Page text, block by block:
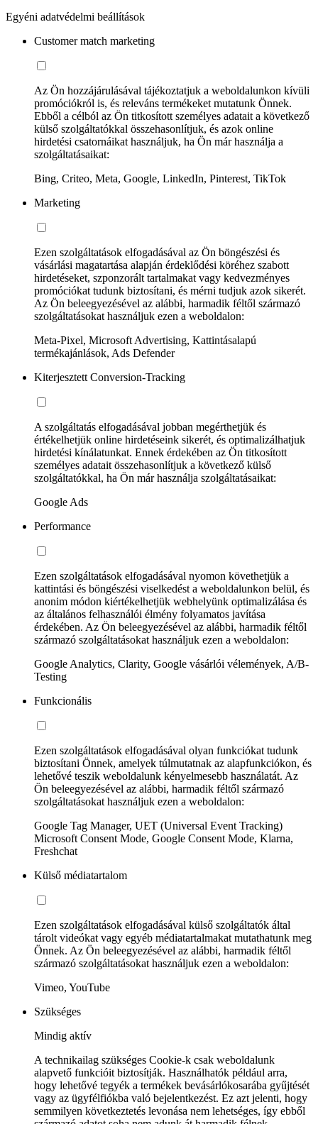
Egyéni adatvédelmi beállítások
Customer match marketing
Az Ön hozzájárulásával tájékoztatjuk a weboldalunkon kívüli
promóciókról is, és releváns termékeket mutatunk Önnek.
Ebből a célból az Ön titkosított személyes adatait a következő
külső szolgáltatókkal összehasonlítjuk, és azok online
hirdetési csatornáikat használjuk, ha Ön már használja a
szolgáltatásaikat:
Bing, Criteo, Meta, Google, LinkedIn, Pinterest, TikTok
Marketing
Ezen szolgáltatások elfogadásával az Ön böngészési és
vásárlási magatartása alapján érdeklődési köréhez szabott
hirdetéseket, szponzorált tartalmakat vagy kedvezményes
promóciókat tudunk biztosítani, és mérni tudjuk azok sikerét.
Az Ön beleegyezésével az alábbi, harmadik féltől származó
szolgáltatásokat használjuk ezen a weboldalon:
Meta-Pixel, Microsoft Advertising, Kattintásalapú
termékajánlások, Ads Defender
Kiterjesztett Conversion-Tracking
A szolgáltatás elfogadásával jobban megérthetjük és
értékelhetjük online hirdetéseink sikerét, és optimalizálhatjuk
hirdetési kínálatunkat. Ennek érdekében az Ön titkosított
személyes adatait összehasonlítjuk a következő külső
szolgáltatókkal, ha Ön már használja szolgáltatásaikat:
Google Ads
Performance
Ezen szolgáltatások elfogadásával nyomon követhetjük a
kattintási és böngészési viselkedést a weboldalunkon belül, és
anonim módon kiértékelhetjük webhelyünk optimalizálása és
az általános felhasználói élmény folyamatos javítása
érdekében. Az Ön beleegyezésével az alábbi, harmadik féltől
származó szolgáltatásokat használjuk ezen a weboldalon:
Google Analytics, Clarity, Google vásárlói vélemények, A/B-
Testing
Funkcionális
Ezen szolgáltatások elfogadásával olyan funkciókat tudunk
biztosítani Önnek, amelyek túlmutatnak az alapfunkciókon, és
lehetővé teszik weboldalunk kényelmesebb használatát. Az
Ön beleegyezésével az alábbi, harmadik féltől származó
szolgáltatásokat használjuk ezen a weboldalon:
Google Tag Manager, UET (Universal Event Tracking)
Microsoft Consent Mode, Google Consent Mode, Klarna,
Freshchat
Külső médiatartalom
Ezen szolgáltatások elfogadásával külső szolgáltatók által
tárolt videókat vagy egyéb médiatartalmakat mutathatunk meg
Önnek. Az Ön beleegyezésével az alábbi, harmadik féltől
származó szolgáltatásokat használjuk ezen a weboldalon:
Vimeo, YouTube
Szükséges
Mindig aktív
A technikailag szükséges Cookie-k csak weboldalunk
alapvető funkcióit biztosítják. Használhatók például arra,
hogy lehetővé tegyék a termékek bevásárlókosarába gyűjtését
vagy az ügyfélfiókba való bejelentkezést. Ez azt jelenti, hogy
semmilyen következtetés levonása nem lehetséges, így ebből